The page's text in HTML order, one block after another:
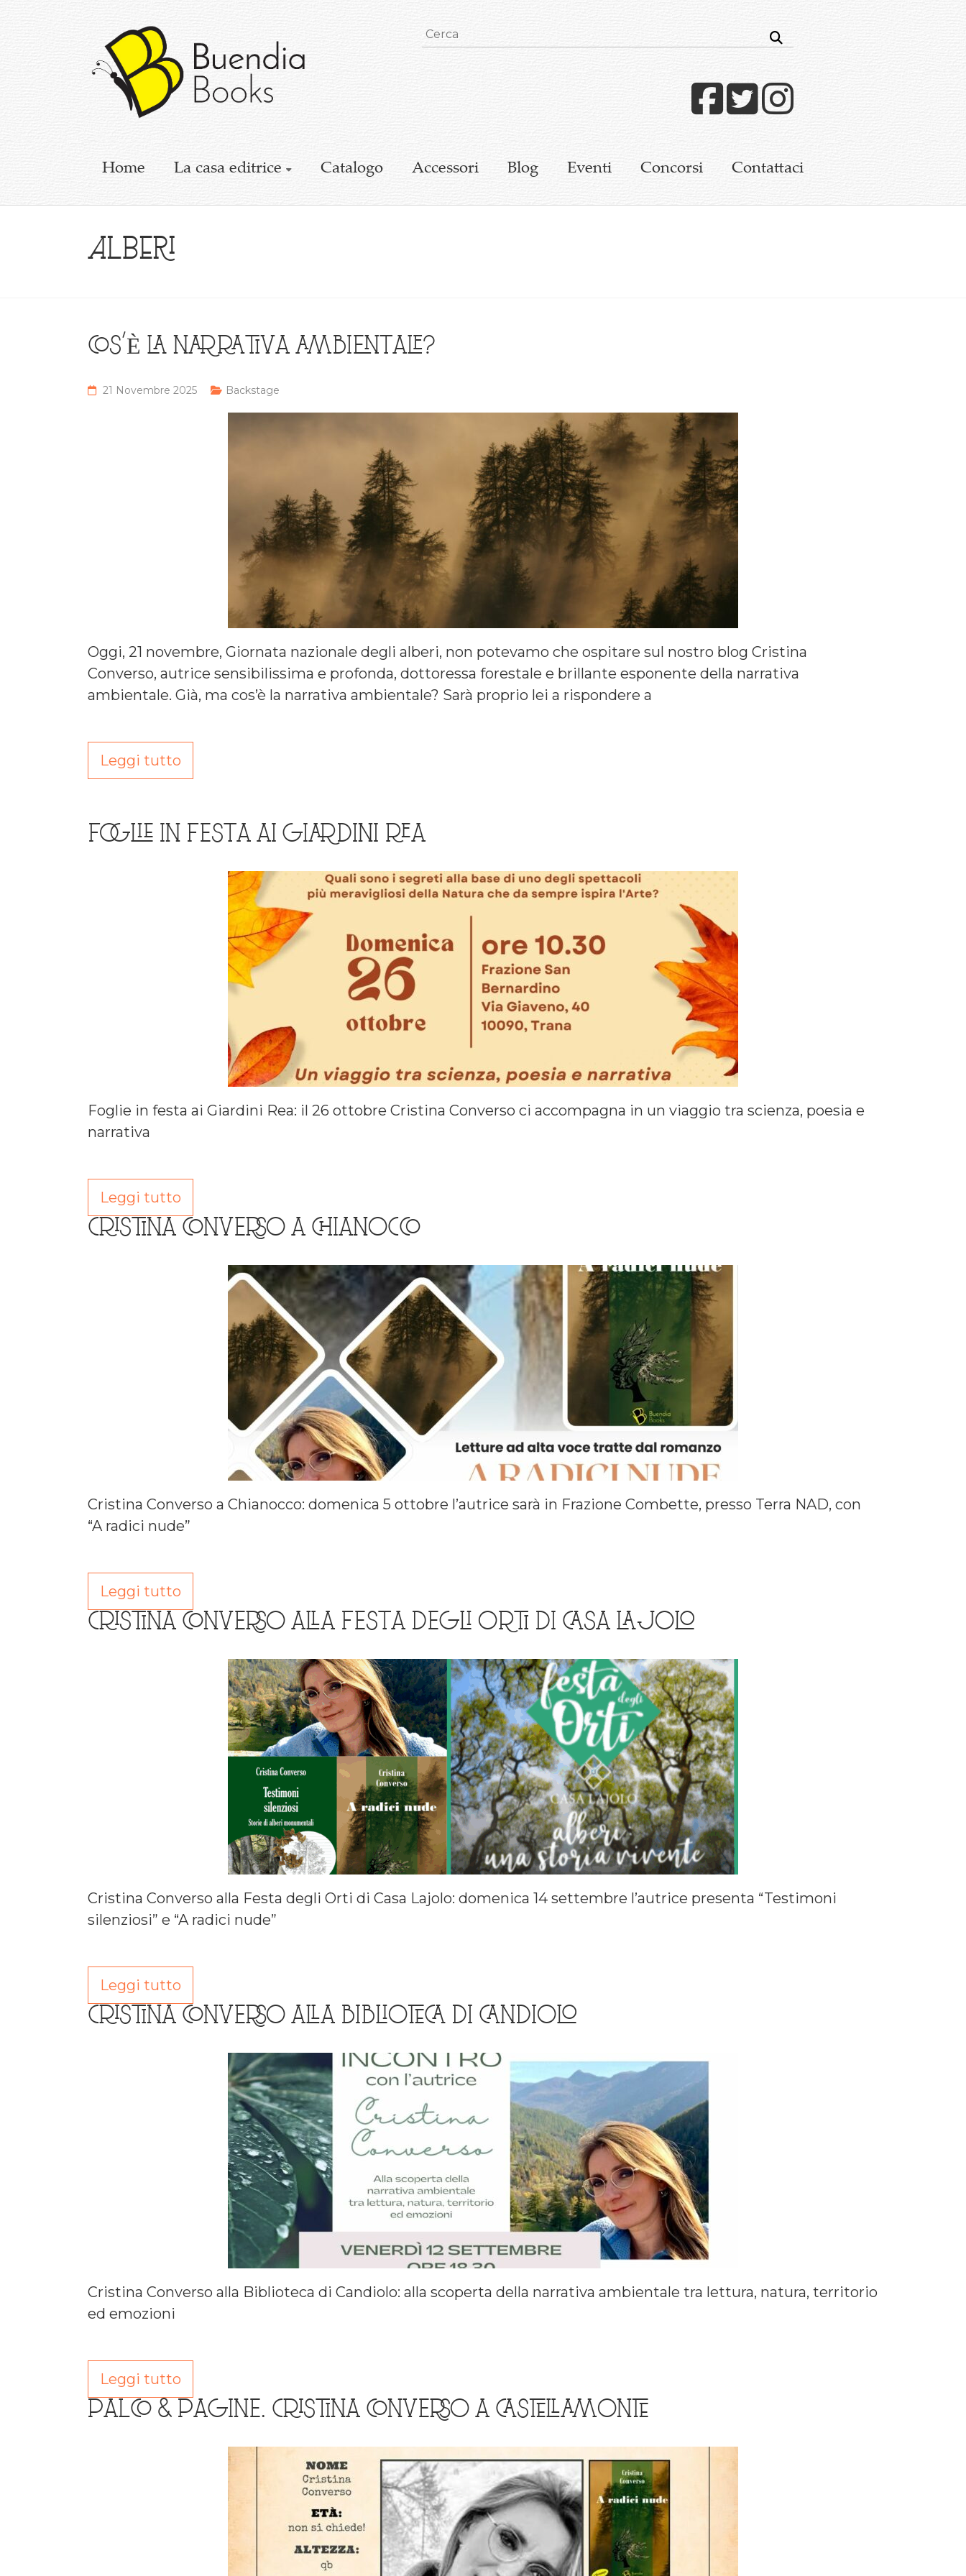
Buendia
Books
Facebook
Twitter
Home La casa editrice Catalogo Accessori Blog Eventi Concorsi Contattaci
alberi
COS’È LA NARRATIVA AMBIENTALE?
21 Novembre 2025 Backstage
Oggi, 21 novembre, Giornata nazionale degli alberi, non potevamo che ospitare sul nostro blog Cristina
Converso, autrice sensibilissima e profonda, dottoressa forestale e brillante esponente della narrativa
ambientale. Già, ma cos’è la narrativa ambientale? Sarà proprio lei a rispondere a
Leggi tutto
FOGLIE IN FESTA AI GIARDINI REA
Foglie in festa ai Giardini Rea: il 26 ottobre Cristina Converso ci accompagna in un viaggio tra scienza, poesia e
narrativa
Leggi tutto
CRISTINA CONVERSO A CHIANOCCO
Cristina Converso a Chianocco: domenica 5 ottobre l’autrice sarà in Frazione Combette, presso Terra NAD, con
“A radici nude”
Leggi tutto
CRISTINA CONVERSO ALLA FESTA DEGLI ORTI DI CASA LAJOLO
Cristina Converso alla Festa degli Orti di Casa Lajolo: domenica 14 settembre l’autrice presenta “Testimoni
silenziosi” e “A radici nude”
Leggi tutto
CRISTINA CONVERSO ALLA BIBLIOTECA DI CANDIOLO
Cristina Converso alla Biblioteca di Candiolo: alla scoperta della narrativa ambientale tra lettura, natura, territorio
ed emozioni
Leggi tutto
PALCO & PAGINE. CRISTINA CONVERSO A CASTELLAMONTE